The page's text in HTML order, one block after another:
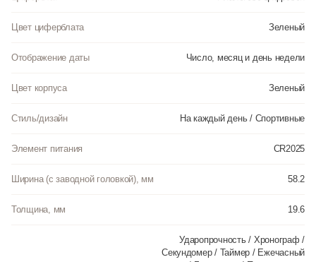
Цвет циферблата Зеленый
Отображение даты Число, месяц и день недели
Цвет корпуса Зеленый
Стиль/дизайн На каждый день / Спортивные
Элемент питания CR2025
Ширина (с заводной головкой), мм 58.2
Толщина, мм 19.6
Ударопрочность / Хронограф /
Секундомер / Таймер / Ежечасный